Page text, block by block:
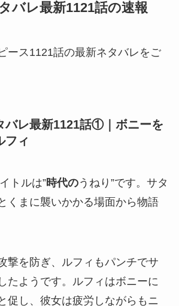
バレ最新1121話の速報
ース1121話の最新ネタバレをご
バレ最新1121話①｜ボニーを
フィ
トルは”時代のうねり”です。サタ
くまに襲いかかる場面から物語
撃を防ぎ、ルフィもパンチでサ
たようです。ルフィはボニーに
促し、彼女は疲労しながらもニ